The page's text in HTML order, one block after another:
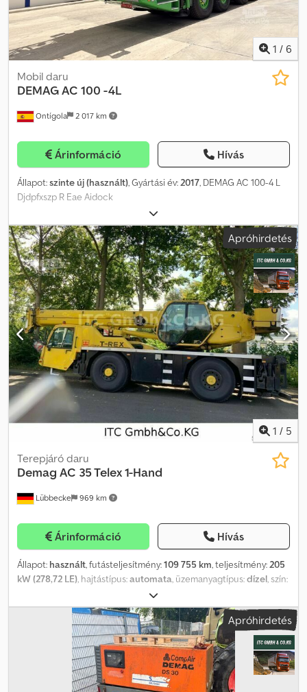
1 / 6
Ontígola 2 017 km
Mobil daru
DEMAGAC 100 -4L
Árinformáció Hívás
Állapot:szinte új (használt), Gyártási év:2017, DEMAG AC 100-4 L
Djdpfxszp R Eae Aidock
Apróhirdetés
1 / 5
Lübbecke 969 km
Terepjáró daru
Demag AC 35 Telex 1-Hand
Árinformáció Hívás
Állapot: használt, futásteljesítmény:109 755 km, teljesítmény:205
kW (278,72 LE), hajtástípus:automata, üzemanyagtípus:dízel, szín:
60 százalék
első forgalomba helyezés:08/2005, kibocsátási osztály:Euro 3,
2005, Felszereltség:ABS, daru, differenciálzár,
fedélzeti számítógép, légkondicionálás, utánfutó vonófej,
összkerékhajtás, = További opciók és tartozékok = - EBS Dedext T
Hnopfx Aidsck - Elektromos vezérlésű ablakok - Fűtés - Fűtött
ülés - Ködlámpák - Központi kenés - Szerszámdoboz -
Apróhirdetés